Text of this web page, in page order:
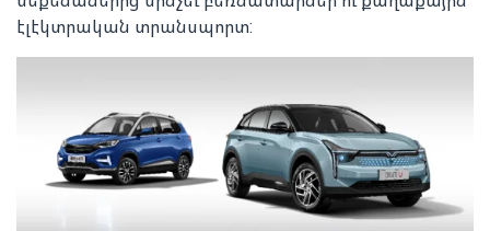
էլէկտրական տրանսպորտ: